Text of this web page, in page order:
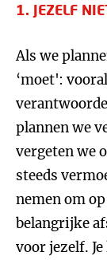
1. JEZELF
Als we
‘moet':
plannen we
vergeten we
steeds
nemen om
belangrijke
voor jezelf.